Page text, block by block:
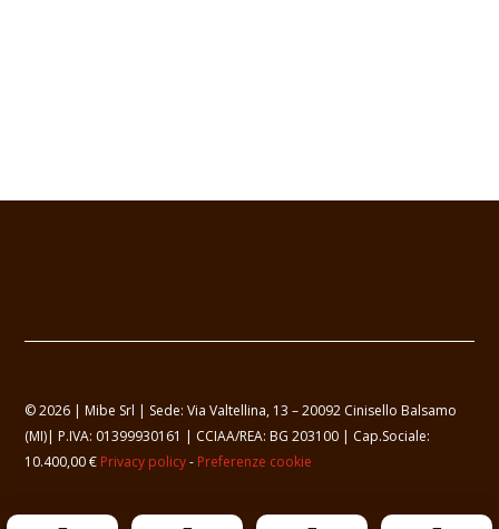
© 2026 | Mibe Srl | Sede: Via Valtellina, 13 – 20092 Cinisello Balsamo
(MI)| P.IVA: 01399930161 | CCIAA/REA: BG 203100 | Cap.Sociale:
10.400,00 € Privacy policy- Preferenze cookie